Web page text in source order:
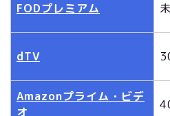
FODプレミアム
dTV
Amazonプライム・ビデ
オ